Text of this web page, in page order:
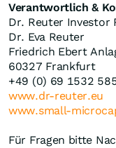
Verantwortlich &
Dr. Reuter Investor
Dr. Eva Reuter
Friedrich Ebert
60327 Frankfurt
+49 (0) 69 1532
www.dr-reuter.eu
www.small-
Für Fragen bitte